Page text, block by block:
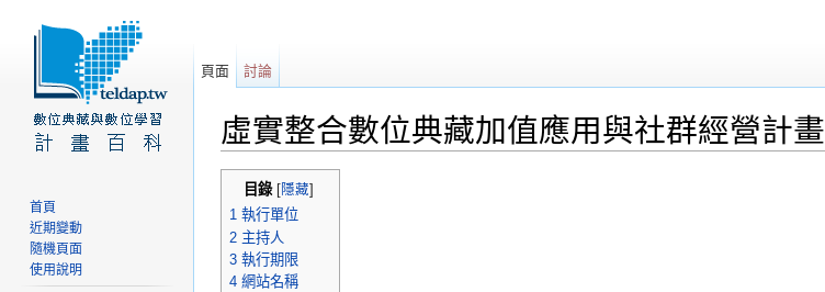
虛實整合數位典藏加值應用與社群經營計畫
目錄[ 隱藏
1 執行單位
2 主持人
3 執行期限
4 網站名稱
頁面 討論
首頁
近期變動
隨機頁面
使用說明